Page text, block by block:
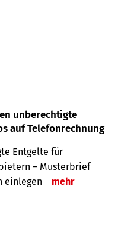
unberechtigte
auf Telefonrechnung
Entgelte für
– Musterbrief
einlegen
mehr